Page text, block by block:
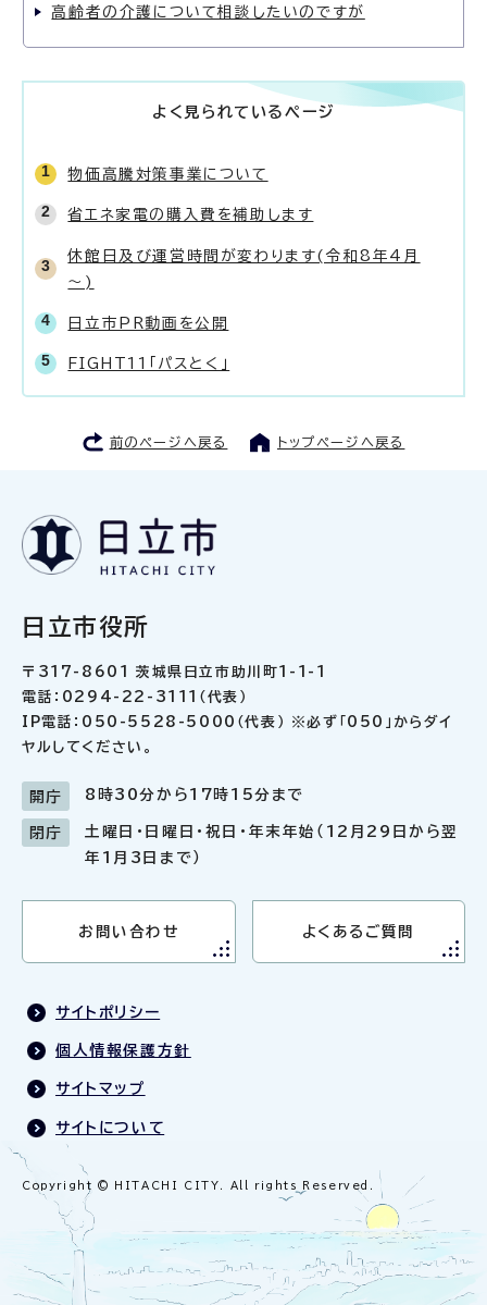
高齢者の介護について相談したいのですが
よく見られているページ
物価高騰対策事業について
省エネ家電の購入費を補助します
休館日及び運営時間が変わります(令和8年4月
～)
日立市PR動画を公開
FIGHT11「パスとく」
前のページへ戻る トップページへ戻る
日立市役所
〒317-8601 茨城県日立市助川町1-1-1
電話：0294-22-3111（代表）
IP電話：050-5528-5000（代表） ※必ず「050」からダイ
ヤルしてください。
開庁 8時30分から17時15分まで
閉庁
土曜日・日曜日・祝日・年末年始（12月29日から翌
年1月3日まで）
お問い合わせ よくあるご質問
サイトポリシー
個人情報保護方針
サイトマップ
サイトについて
Copyright © HITACHI CITY. All rights Reserved.